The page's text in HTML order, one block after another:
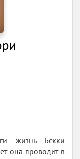
жизнь Бекки
она проводит в